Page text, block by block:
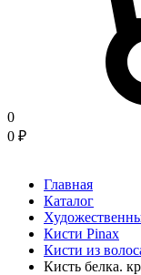
0
0 ₽
Главная
Каталог
Кисти Pinax
Кисти из
Кисть белка.